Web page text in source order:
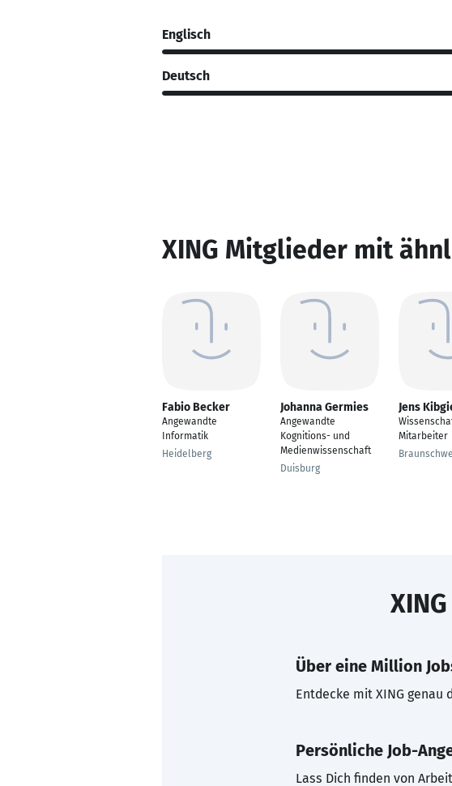
Englisch
Deutsch
XING Mitglieder mit
Fabio Becker
Angewandte
Informatik
Heidelberg
Johanna Germies
Angewandte
Kognitions- und
Medienwissenschaft
Duisburg
Jens
Mitarbeiter
Über eine Million
Entdecke mit XING genau
Persönliche Job-
Lass Dich finden von